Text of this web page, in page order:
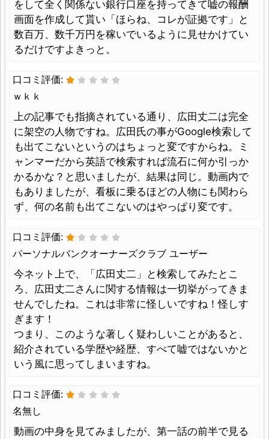
をして全く関係ない銀行口座を持ってきて嘘の報酬
画面を作成して貰い「ほらね、コレが証拠です」と
数百万、数千万円を稼いでいるように見せかけてい
るだけですよきっと。
口コミ評価:
ｗｋｋ
上の記事でも指摘されている通り、広田丈二は完全
に架空の人物ですね。広田氏の事がGoogle検索して
も出てこないというのはちょっと変ですからね。ミ
ャンマーだから英語で検索すれば流石に何か引っか
かるかな？と思いましたが、結果は同じ。動画内で
もありましたが、看板に乗るほどの人物にも関わら
ず、何の名前も出てこないのはやっぱり変です。
口コミ評価:
パーソナルバンクオーナーズクラブ ユーザー
今ネット上で、「広田丈二」と検索してみたとこ
ろ、広田丈二さんに関する情報は一切挙がってきま
せんでしたね。これは非常に怪しいですね！怪しす
ぎます！
つまり、このような著しく疑わしいことがあると、
紹介されている学歴や経歴、すべて嘘ではないかと
いう風に思ってしまいますね。
口コミ評価:
名無し
動画の中身を見てみましたが、第一話の前半で見る